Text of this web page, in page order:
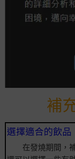
補
選擇適合的飲品
在發燒期間，